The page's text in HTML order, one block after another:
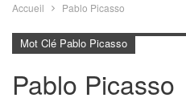
Accueil Pablo Picasso
Mot Clé Pablo Picasso
Pablo Picasso